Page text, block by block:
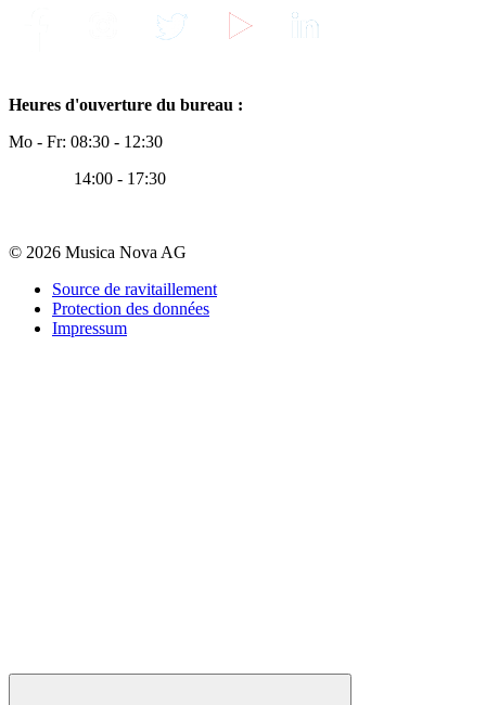
Heures d'ouverture du bureau :
Mo - Fr: 08:30 - 12:30
14:00 - 17:30
© 2026 Musica Nova AG
Source de ravitaillement
Protection des données
Impressum